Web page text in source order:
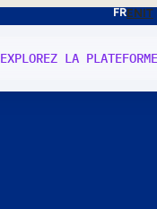
FRENIT
EXPLOREZ LA PLATEFORME